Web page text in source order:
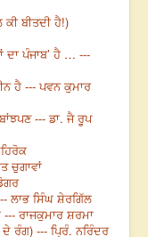
ਬੀਤਦੀ ਹੈ!)
ਦਾ ਪੰਜਾਬ’ ਹੈ … ---
ਹੈ --- ਪਵਨ ਕੁਮਾਰ
--- ਡਾ. ਜੈ ਰੂਪ
ਚੁਗਾਵਾਂ
ਲਾਭ ਸਿੰਘ ਸ਼ੇਰਗਿੱਲ
ਰਾਜਕੁਮਾਰ ਸ਼ਰਮਾ
ਰੰਗ) --- ਪ੍ਰਿੰ. ਨਰਿੰਦਰ